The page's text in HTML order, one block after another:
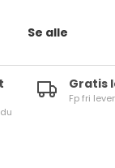
Se alle
Gratis
Fp fri